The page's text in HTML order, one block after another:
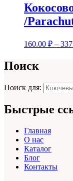
/
160.00 ₽ –
Поиск
Поиск для:
Быстрые
Главная
О нас
Каталог
Блог
Контакты